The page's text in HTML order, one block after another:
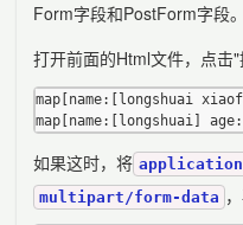
Form字段和PostForm字段。
打开前面的Html文件，点击"
map[name:[longshuai
如果这时，将
multipart/form-data